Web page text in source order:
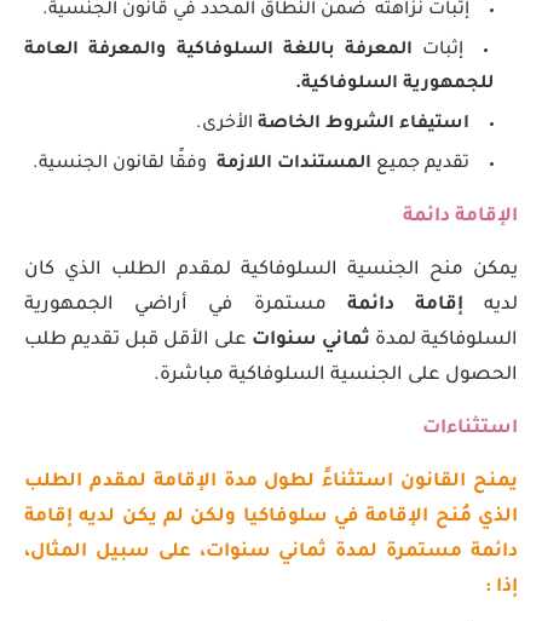
إثبات نزاهته ضمن النطاق المحدد في قانون الجنسية.
إثبات المعرفة باللغة السلوفاكية والمعرفة العامة
للجمهورية السلوفاكية.
استيفاء الشروط الخاصة الأخرى.
تقديم جميع المستندات اللازمة وفقًا لقانون الجنسية.
الإقامة دائمة
يمكن منح الجنسية السلوفاكية لمقدم الطلب الذي كان
لديه إقامة دائمة مستمرة في أراضي الجمهورية
السلوفاكية لمدة ثماني سنوات على الأقل قبل تقديم طلب
الحصول على الجنسية السلوفاكية مباشرة.
استثناءات
يمنح القانون استثناءً لطول مدة الإقامة لمقدم الطلب
الذي مُنح الإقامة في سلوفاكيا ولكن لم يكن لديه إقامة
دائمة مستمرة لمدة ثماني سنوات، على سبيل المثال،
إذا :